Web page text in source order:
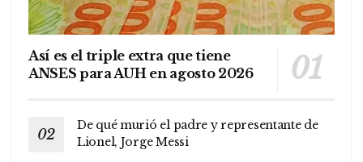
Así es el triple extra que tiene
ANSES para AUH en agosto 2026
De qué murió el padre y representante de
Lionel, Jorge Messi